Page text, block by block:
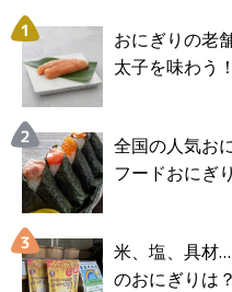
おにぎりの老
太子を味わう！
全国の人気お
フードおにぎ
米、塩、具材
のおにぎりは